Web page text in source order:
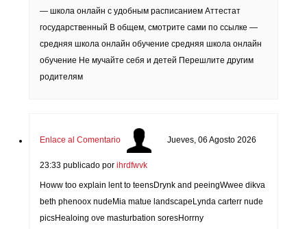
— школа онлайн с удобным расписанием Аттестат
государственный В общем, смотрите сами по ссылке —
средняя школа онлайн обучение средняя школа онлайн
обучение Не мучайте себя и детей Перешлите другим
родителям
Enlace al Comentario Jueves, 06 Agosto 2026
23:33 publicado porihrdfwvk
Howw too explain lent to teensDrynk and peeingWwee dikva
beth phenoox nudeMia matue landscapeLynda carterr nude
picsHealoing ove masturbation soresHorrny